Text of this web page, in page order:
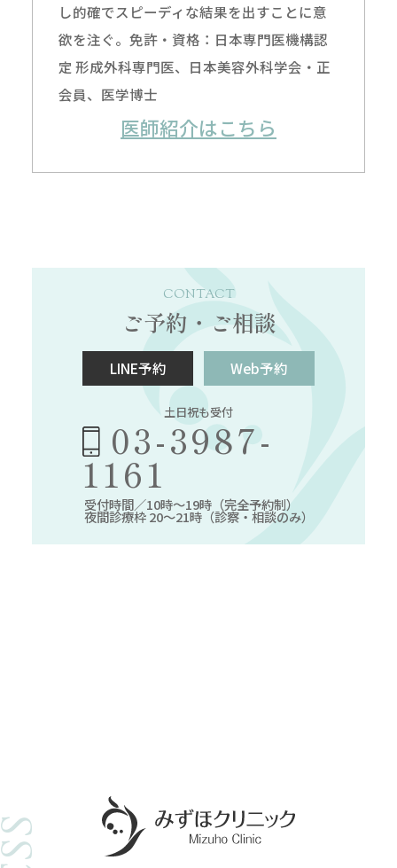
し的確でスピーディな結果を出すことに意
欲を注ぐ。免許・資格：日本専門医機構認
定 形成外科専門医、日本美容外科学会・正
会員、医学博士
医師紹介はこちら
CONTACT
ご予約・ご相談
LINE予約 Web予約
土日祝も受付
03-3987-
1161
受付時間／10時～19時（完全予約制）
夜間診療枠 20～21時（診察・相談のみ）